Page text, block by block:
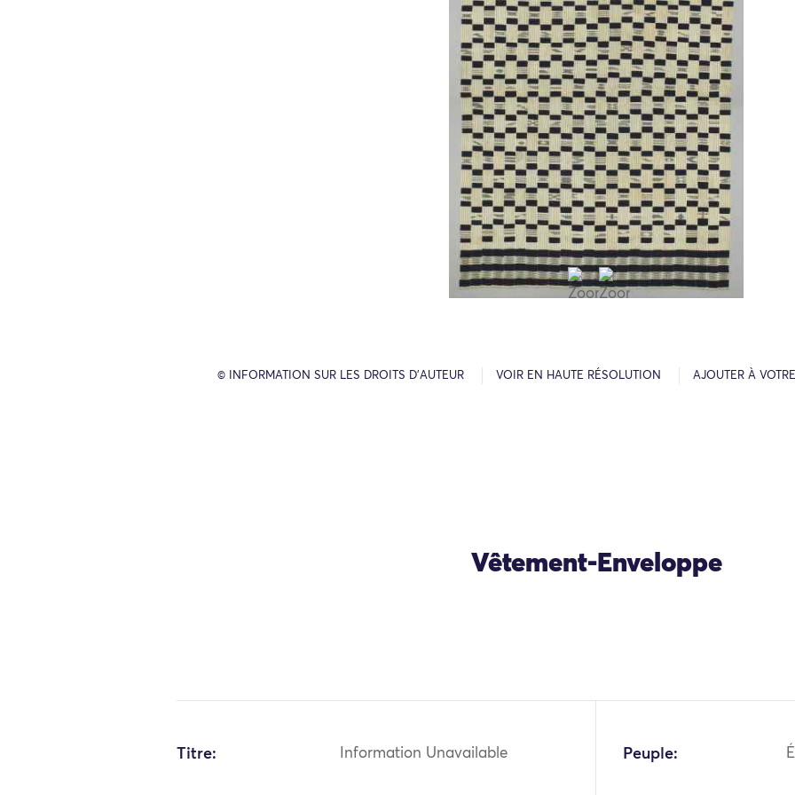
© INFORMATION SUR LES DROITS D’AUTEUR VOIR EN HAUTE RÉSOLUTION AJOUTER À
Vêtement-Enveloppe
Titre: Information Unavailable Peuple: